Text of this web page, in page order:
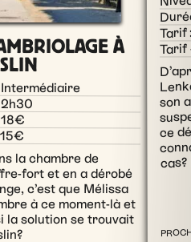
À
Intermédiaire
2h30
18€
15€
la chambre de
fort et en a dérobé
c’est que Mélissa
à ce moment-là et
la solution se trouvait
Tarif
Tarif
son
ce
cas?